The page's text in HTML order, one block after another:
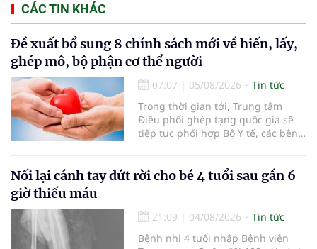
CÁC TIN KHÁC
Đề xuất bổ sung 8 chính sách mới về hiến, lấy,
ghép mô, bộ phận cơ thể người
07:07 | 05/08/2026
Tin tức
Trong thời gian tới, Trung tâm
Điều phối ghép tạng quốc gia sẽ
tiếp tục phối hợp Bộ Y tế, các bệnh
cường truyền thông, hoàn thiện
quy trình chuyên môn và hệ thống
hiến và ghép mô tạng.
Nối lại cánh tay đứt rời cho bé 4 tuổi sau gần 6
giờ thiếu máu
21:09 | 04/08/2026
Tin tức
Bệnh nhi 4 tuổi nhập Bệnh viện